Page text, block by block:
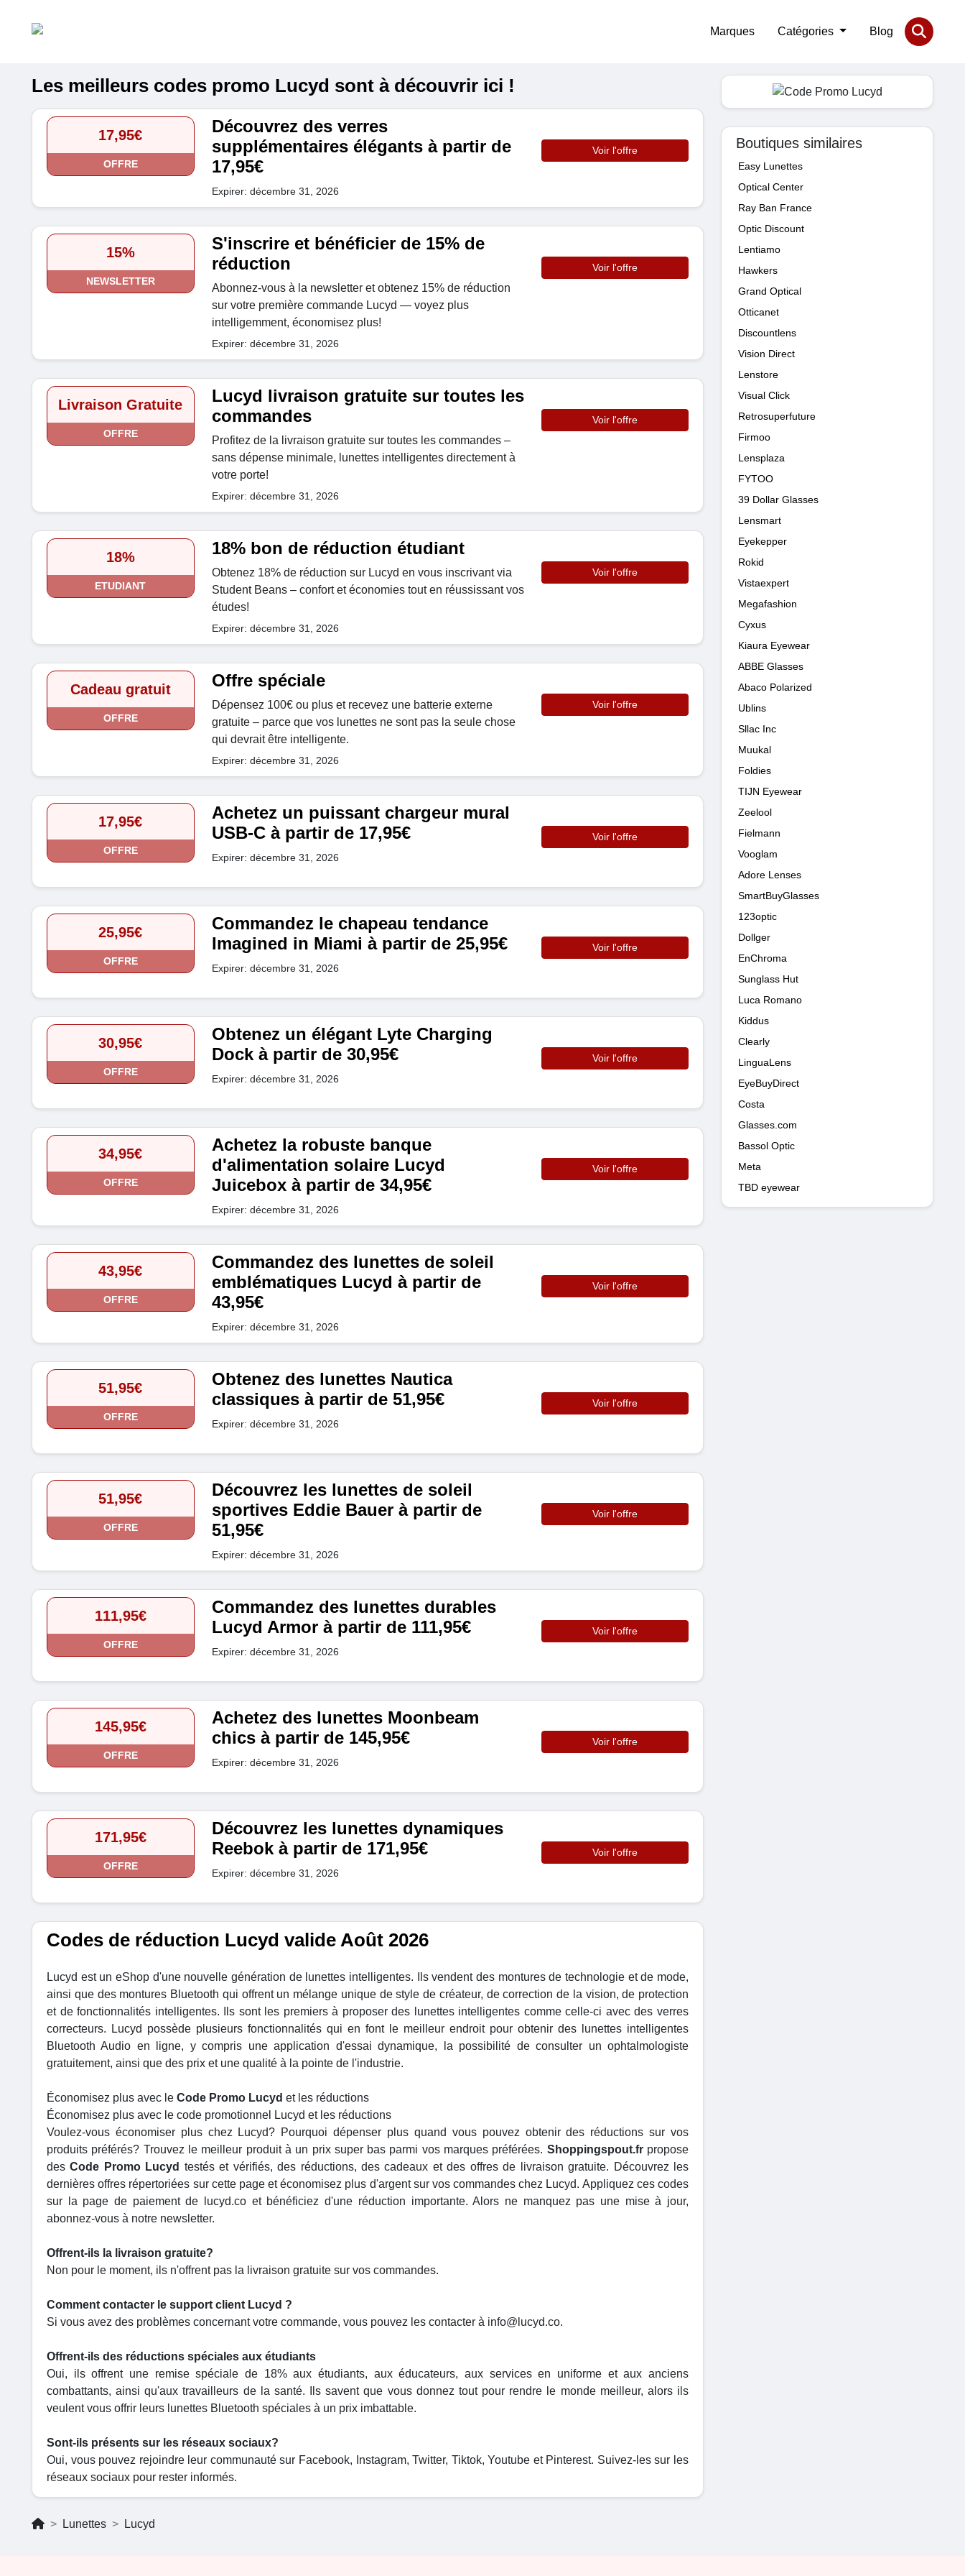
Marques Catégories Blog
Les meilleurs codes promo Lucyd sont à découvrir ici !
17,95€
OFFRE
Découvrez des verres
supplémentaires élégants à partir de
17,95€
Expirer: décembre 31, 2026
Voir l'offre
15%
NEWSLETTER
S'inscrire et bénéficier de 15% de
réduction
Abonnez-vous à la newsletter et obtenez 15% de réduction
sur votre première commande Lucyd — voyez plus
intelligemment, économisez plus!
Expirer: décembre 31, 2026
Voir l'offre
Livraison Gratuite
OFFRE
Lucyd livraison gratuite sur toutes les
commandes
Profitez de la livraison gratuite sur toutes les commandes –
sans dépense minimale, lunettes intelligentes directement à
votre porte!
Expirer: décembre 31, 2026
Voir l'offre
18%
ETUDIANT
18% bon de réduction étudiant
Obtenez 18% de réduction sur Lucyd en vous inscrivant via
Student Beans – confort et économies tout en réussissant vos
études!
Expirer: décembre 31, 2026
Voir l'offre
Cadeau gratuit
OFFRE
Offre spéciale
Dépensez 100€ ou plus et recevez une batterie externe
gratuite – parce que vos lunettes ne sont pas la seule chose
qui devrait être intelligente.
Expirer: décembre 31, 2026
Voir l'offre
17,95€
OFFRE
Achetez un puissant chargeur mural
USB-C à partir de 17,95€
Expirer: décembre 31, 2026
Voir l'offre
25,95€
OFFRE
Commandez le chapeau tendance
Imagined in Miami à partir de 25,95€
Expirer: décembre 31, 2026
Voir l'offre
30,95€
OFFRE
Obtenez un élégant Lyte Charging
Dock à partir de 30,95€
Expirer: décembre 31, 2026
Voir l'offre
34,95€
OFFRE
Achetez la robuste banque
d'alimentation solaire Lucyd
Juicebox à partir de 34,95€
Expirer: décembre 31, 2026
Voir l'offre
43,95€
OFFRE
Commandez des lunettes de soleil
emblématiques Lucyd à partir de
43,95€
Expirer: décembre 31, 2026
Voir l'offre
51,95€
OFFRE
Obtenez des lunettes Nautica
classiques à partir de 51,95€
Expirer: décembre 31, 2026
Voir l'offre
51,95€
OFFRE
Découvrez les lunettes de soleil
sportives Eddie Bauer à partir de
51,95€
Expirer: décembre 31, 2026
Voir l'offre
111,95€
OFFRE
Commandez des lunettes durables
Lucyd Armor à partir de 111,95€
Expirer: décembre 31, 2026
Voir l'offre
145,95€
OFFRE
Achetez des lunettes Moonbeam
chics à partir de 145,95€
Expirer: décembre 31, 2026
Voir l'offre
171,95€
OFFRE
Découvrez les lunettes dynamiques
Reebok à partir de 171,95€
Expirer: décembre 31, 2026
Voir l'offre
Codes de réduction Lucyd valide Août 2026
Lucyd est un eShop d'une nouvelle génération de lunettes intelligentes. Ils vendent des montures de technologie et de mode,
ainsi que des montures Bluetooth qui offrent un mélange unique de style de créateur, de correction de la vision, de protection
et de fonctionnalités intelligentes. Ils sont les premiers à proposer des lunettes intelligentes comme celle-ci avec des verres
correcteurs. Lucyd possède plusieurs fonctionnalités qui en font le meilleur endroit pour obtenir des lunettes intelligentes
Bluetooth Audio en ligne, y compris une application d'essai dynamique, la possibilité de consulter un ophtalmologiste
gratuitement, ainsi que des prix et une qualité à la pointe de l'industrie.
Économisez plus avec le Code Promo Lucyd et les réductions
Économisez plus avec le code promotionnel Lucyd et les réductions
Voulez-vous économiser plus chez Lucyd? Pourquoi dépenser plus quand vous pouvez obtenir des réductions sur vos
produits préférés? Trouvez le meilleur produit à un prix super bas parmi vos marques préférées. Shoppingspout.frpropose
desCode Promo Lucyd testés et vérifiés, des réductions, des cadeaux et des offres de livraison gratuite. Découvrez les
dernières offres répertoriées sur cette page et économisez plus d'argent sur vos commandes chez Lucyd. Appliquez ces codes
sur la page de paiement de lucyd.co et bénéficiez d'une réduction importante. Alors ne manquez pas une mise à jour,
abonnez-vous à notre newsletter.
Offrent-ils la livraison gratuite?
Non pour le moment, ils n'offrent pas la livraison gratuite sur vos commandes.
Comment contacter le support client Lucyd ?
Si vous avez des problèmes concernant votre commande, vous pouvez les contacter à info@lucyd.co.
Offrent-ils des réductions spéciales aux étudiants
Oui, ils offrent une remise spéciale de 18% aux étudiants, aux éducateurs, aux services en uniforme et aux anciens
combattants, ainsi qu'aux travailleurs de la santé. Ils savent que vous donnez tout pour rendre le monde meilleur, alors ils
veulent vous offrir leurs lunettes Bluetooth spéciales à un prix imbattable.
Sont-ils présents sur les réseaux sociaux?
Oui, vous pouvez rejoindre leur communauté sur Facebook, Instagram, Twitter, Tiktok, Youtube et Pinterest. Suivez-les sur les
réseaux sociaux pour rester informés.
Boutiques similaires
Easy Lunettes
Optical Center
Ray Ban France
Optic Discount
Lentiamo
Hawkers
Grand Optical
Otticanet
Discountlens
Vision Direct
Lenstore
Visual Click
Retrosuperfuture
Firmoo
Lensplaza
FYTOO
39 Dollar Glasses
Lensmart
Eyekepper
Rokid
Vistaexpert
Megafashion
Cyxus
Kiaura Eyewear
ABBE Glasses
Abaco Polarized
Ublins
Sllac Inc
Muukal
Foldies
TIJN Eyewear
Zeelool
Fielmann
Vooglam
Adore Lenses
SmartBuyGlasses
123optic
Dollger
EnChroma
Sunglass Hut
Luca Romano
Kiddus
Clearly
LinguaLens
EyeBuyDirect
Costa
Glasses.com
Bassol Optic
Meta
TBD eyewear
Lunettes Lucyd